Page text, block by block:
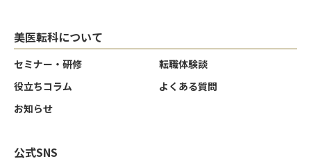
美医転科について
セミナー・研修
転職体験談
役立ちコラム
よくある質問
お知らせ
公式SNS